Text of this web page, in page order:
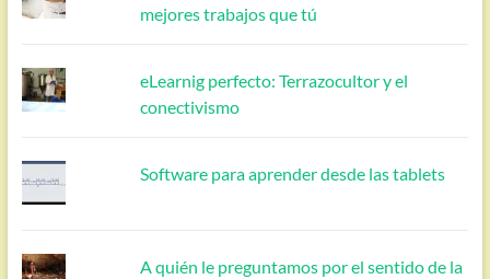
mejores trabajos que tú
eLearnig perfecto: Terrazocultor y el
conectivismo
Software para aprender desde las tablets
A quién le preguntamos por el sentido de la